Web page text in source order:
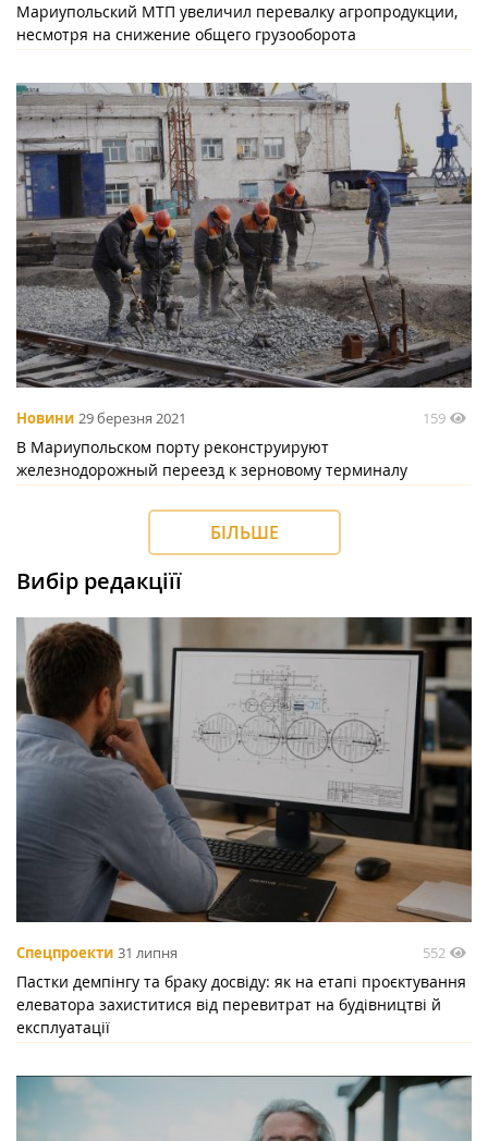
Мариупольский МТП увеличил перевалку агропродукции,
несмотря на снижение общего грузооборота
Новини 29 березня 2021 159
В Мариупольском порту реконструируют
железнодорожный переезд к зерновому терминалу
БІЛЬШЕ
Вибір редакціїї
Спецпроекти 31 липня 552
Пастки демпінгу та браку досвіду: як на етапі проєктування
елеватора захиститися від перевитрат на будівництві й
експлуатації